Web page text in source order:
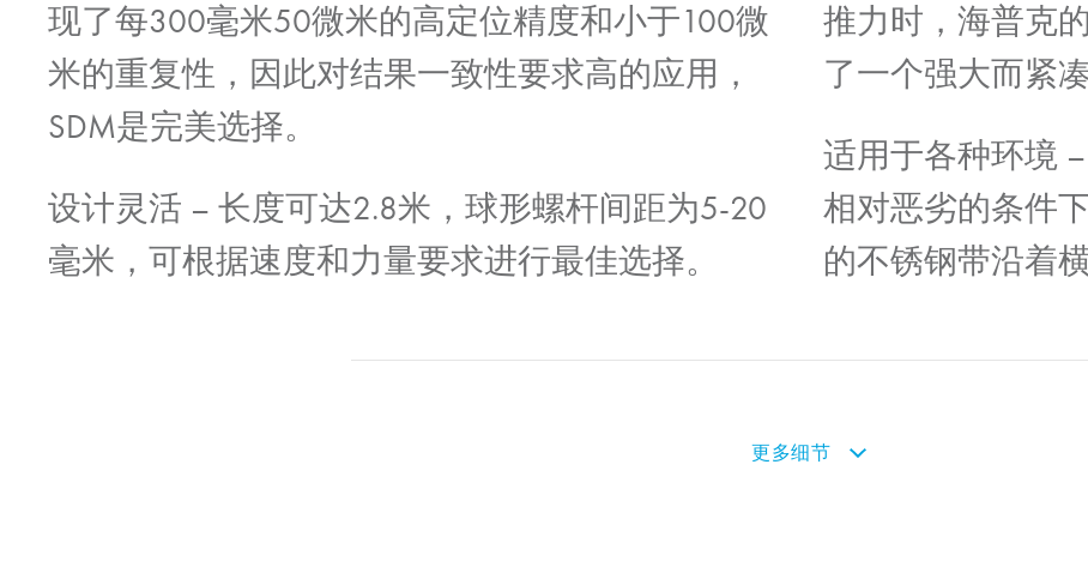
现了每300毫米50微米的高定位精度和小于100微
米的重复性，因此对结果一致性要求高的应用，
SDM是完美选择。
设计灵活 – 长度可达2.8米，球形螺杆间距为5-20
毫米，可根据速度和力量要求进行最佳选择。
推力时，海普克
了一个强大而紧
适用于各种环境
相对恶劣的条件
的不锈钢带沿着
更多细节